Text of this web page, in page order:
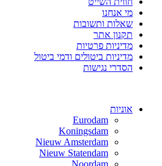
מי אנחנו
שאלות ותשובות
תקנון אתר
מדיניות פרטיות
מדיניות ביטולים ודמי ביטול
הסדרי נגישות
אוניות
Eurodam
Koningsdam
Nieuw Amsterdam
Nieuw Statendam